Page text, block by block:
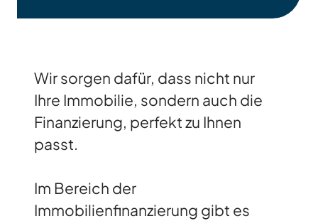
Wir sorgen dafür, dass nicht nur
Ihre Immobilie, sondern auch die
Finanzierung, perfekt zu Ihnen
passt.
Im Bereich der
Immobilienfinanzierung gibt es